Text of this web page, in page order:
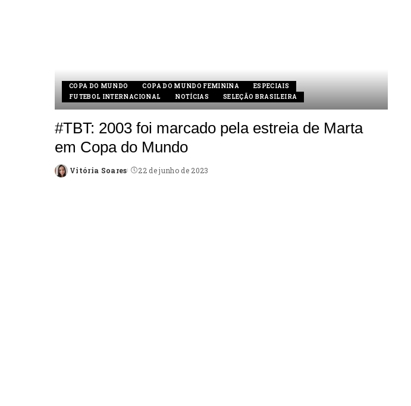
COPA DO MUNDO COPA DO MUNDO FEMININA
ESPECIAIS
FUTEBOL INTERNACIONAL
NOTÍCIAS SELEÇÃO BRASILEIRA
#TBT: 2003 foi marcado pela estreia de Marta
em Copa do Mundo
Posted
Vitória Soares 22 de junho de 2023